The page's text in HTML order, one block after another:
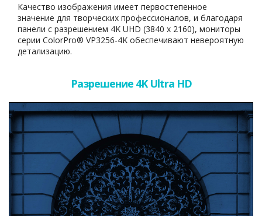
Качество изображения имеет первостепенное
значение для творческих профессионалов, и благодаря
панели с разрешением 4K UHD (3840 x 2160), мониторы
серии ColorPro® VP3256-4K обеспечивают невероятную
детализацию.
Разрешение 4K Ultra HD